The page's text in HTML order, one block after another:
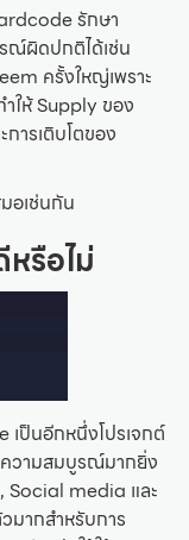
รักษา
ณ์ผิดปกติได้เช่น
ครั้งใหญ่เพราะ
ให้ Supply ของ
ารเติบโตของ
อเช่นกัน
รือไม่
ป็นอีกหนึ่งโปรเจกต์
ความสมบูรณ์มากยิ่ง
media และ
มากสำหรับการ